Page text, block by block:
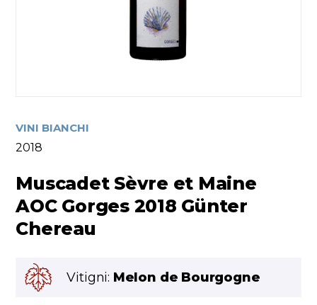
VINI BIANCHI
2018
Muscadet Sèvre et Maine
AOC Gorges 2018 Günter
Chereau
Vitigni: Melon de Bourgogne